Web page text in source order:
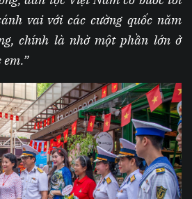
vai với các cường quốc năm
chính là nhờ một phần lớn ở